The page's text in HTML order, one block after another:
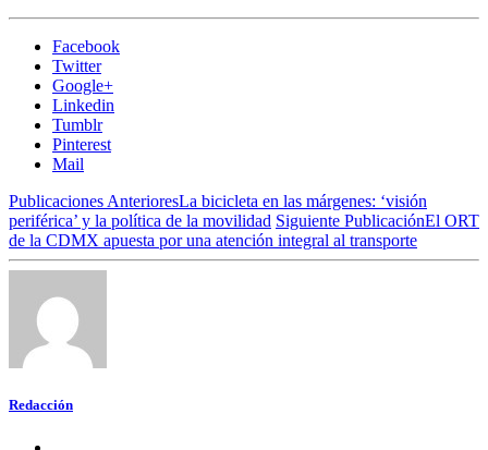
Facebook
Twitter
Google+
Linkedin
Tumblr
Pinterest
Mail
Publicaciones AnterioresLa bicicleta en las márgenes: ‘visión
periférica’ y la política de la movilidad Siguiente PublicaciónEl ORT
de la CDMX apuesta por una atención integral al transporte
Redacción